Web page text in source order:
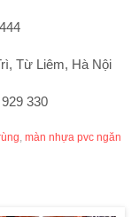
Từ Liêm, Hà Nội
330
, màn nhựa pvc ngăn